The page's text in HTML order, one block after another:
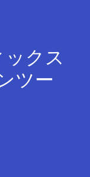
クス
ツー